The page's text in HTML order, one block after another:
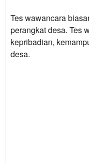
Tes wawancara
perangkat desa. Tes
kepribadian,
desa.